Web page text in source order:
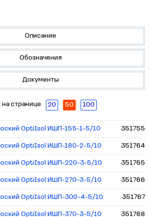
Описание
Обозначения
Документы
на странице 20 50 100
OptiIsol ИШП-155-1-5/10 351755
OptiIsol ИШП-180-2-5/10 351764
OptiIsol ИШП-220-3-5/10 351765
OptiIsol ИШП-270-3-5/10 351766
OptiIsol ИШП-300-4-5/10 351767
OptiIsol ИШП-370-3-5/10 351768